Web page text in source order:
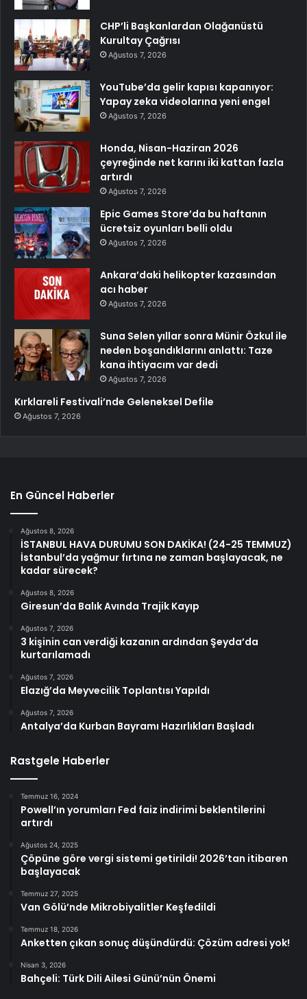
CHP’li Başkanlardan Olağanüstü
Kurultay Çağrısı
Ağustos 7, 2026
YouTube’da gelir kapısı kapanıyor:
Yapay zeka videolarına yeni engel
Ağustos 7, 2026
Honda, Nisan-Haziran 2026
çeyreğinde net karını iki kattan fazla
artırdı
Ağustos 7, 2026
Epic Games Store’da bu haftanın
ücretsiz oyunları belli oldu
Ağustos 7, 2026
Ankara’daki helikopter kazasından
acı haber
Ağustos 7, 2026
Suna Selen yıllar sonra Münir Özkul ile
neden boşandıklarını anlattı: Taze
kana ihtiyacım var dedi
Ağustos 7, 2026
Kırklareli Festivali’nde Geleneksel Defile
Ağustos 7, 2026
En Güncel Haberler
Ağustos 8, 2026
İSTANBUL HAVA DURUMU SON DAKİKA! (24-25 TEMMUZ)
İstanbul’da yağmur fırtına ne zaman başlayacak, ne
kadar sürecek?
Ağustos 8, 2026
Giresun’da Balık Avında Trajik Kayıp
Ağustos 7, 2026
3 kişinin can verdiği kazanın ardından Şeyda’da
kurtarılamadı
Ağustos 7, 2026
Elazığ’da Meyvecilik Toplantısı Yapıldı
Ağustos 7, 2026
Antalya’da Kurban Bayramı Hazırlıkları Başladı
Rastgele Haberler
Temmuz 16, 2024
Powell’ın yorumları Fed faiz indirimi beklentilerini
artırdı
Ağustos 24, 2025
Çöpüne göre vergi sistemi getirildi! 2026’tan itibaren
başlayacak
Temmuz 27, 2025
Van Gölü’nde Mikrobiyalitler Keşfedildi
Temmuz 18, 2026
Anketten çıkan sonuç düşündürdü: Çözüm adresi yok!
Nisan 3, 2026
Bahçeli: Türk Dili Ailesi Günü’nün Önemi